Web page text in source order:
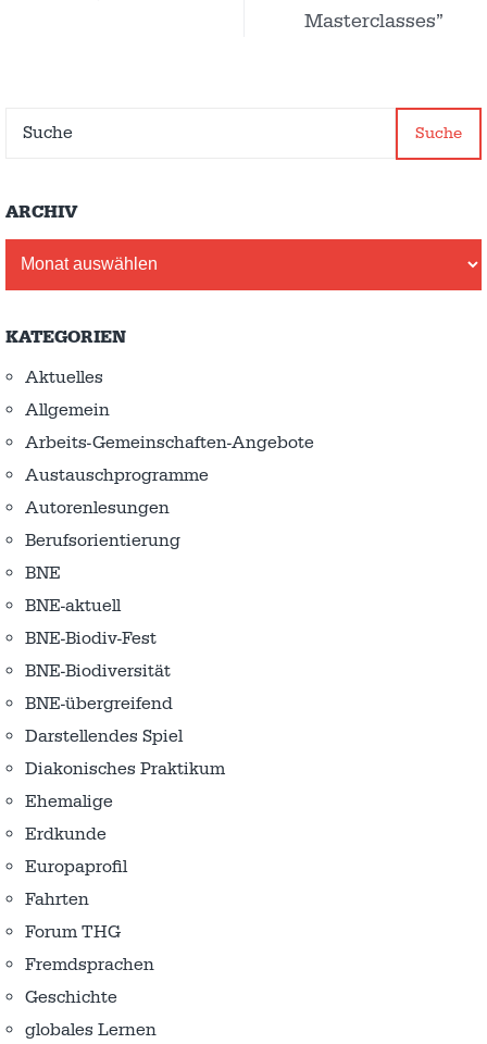
Masterclasses”
Suche
ARCHIV
KATEGORIEN
Aktuelles
Allgemein
Arbeits-Gemeinschaften-Angebote
Austausch­programme
Autorenlesungen
Berufsorientierung
BNE
BNE-aktuell
BNE-Biodiv-Fest
BNE-Biodiversität
BNE-übergreifend
Darstellendes Spiel
Diakonisches Praktikum
Ehemalige
Erdkunde
Europaprofil
Fahrten
Forum THG
Fremdsprachen
Geschichte
globales Lernen